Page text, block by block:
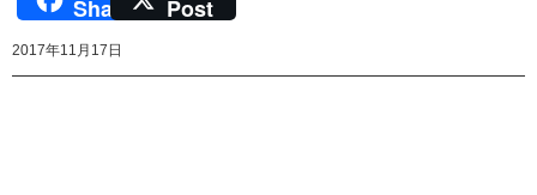
Share Post
2017年11月17日